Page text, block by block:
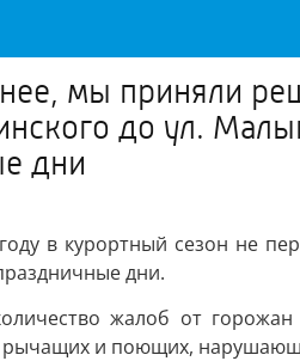
мы приняли
до ул.
дни
в курортный сезон не
дни.
жалоб от
рычащих и поющих,